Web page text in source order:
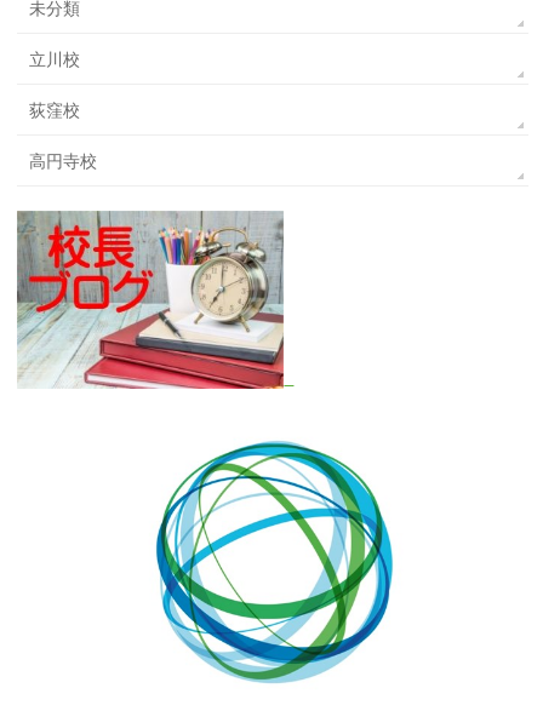
未分類
立川校
荻窪校
高円寺校